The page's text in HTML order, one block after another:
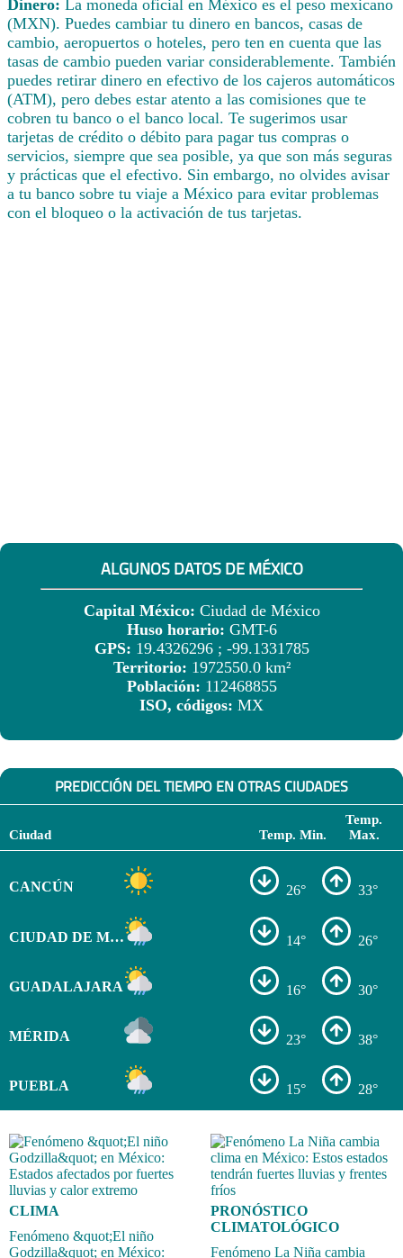
Dinero: La moneda oficial en México es el peso mexicano
(MXN). Puedes cambiar tu dinero en bancos, casas de
cambio, aeropuertos o hoteles, pero ten en cuenta que las
tasas de cambio pueden variar considerablemente. También
puedes retirar dinero en efectivo de los cajeros automáticos
(ATM), pero debes estar atento a las comisiones que te
cobren tu banco o el banco local. Te sugerimos usar
tarjetas de crédito o débito para pagar tus compras o
servicios, siempre que sea posible, ya que son más seguras
y prácticas que el efectivo. Sin embargo, no olvides avisar
a tu banco sobre tu viaje a México para evitar problemas
con el bloqueo o la activación de tus tarjetas.
ALGUNOS DATOS DE MÉXICO
Capital México: Ciudad de México
Huso horario: GMT-6
GPS: 19.4326296 ; -99.1331785
Territorio: 1972550.0 km²
Población: 112468855
ISO, códigos: MX
PREDICCIÓN DEL TIEMPO EN OTRAS CIUDADES
Ciudad Temp. Min.
Temp.
Max.
CANCÚN 26° 33°
CIUDAD DE MÉXICO 14° 26°
GUADALAJARA 16° 30°
MÉRIDA 23° 38°
PUEBLA 15° 28°
CLIMA
Fenómeno &quot;El niño
Godzilla&quot; en México:
PRONÓSTICO
CLIMATOLÓGICO
Fenómeno La Niña cambia